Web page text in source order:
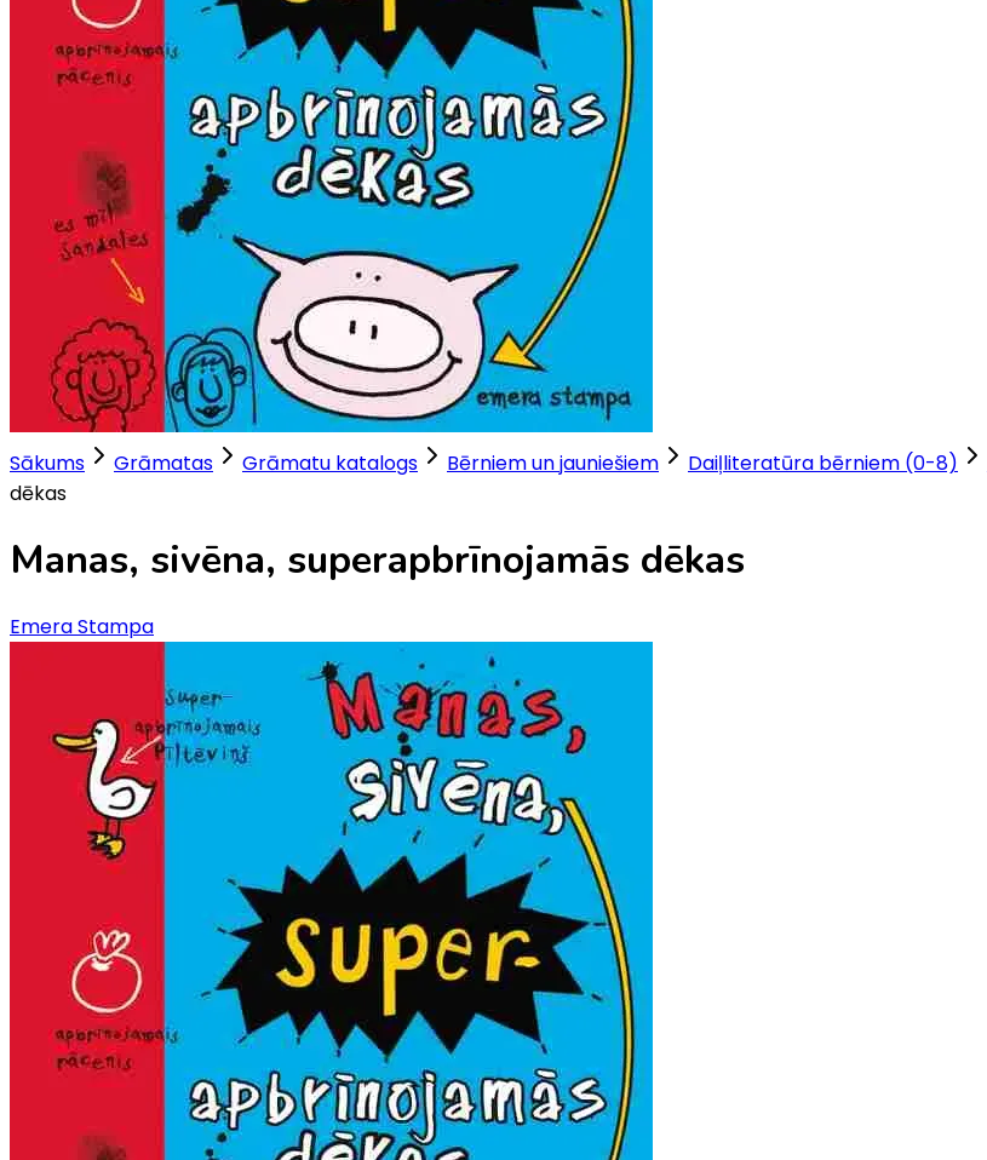
Sākums Grāmatas Grāmatu katalogs Bērniem un jauniešiem Daiļliteratūra bērniem (0-8)
dēkas
Manas, sivēna, superapbrīnojamās dēkas
Emera Stampa